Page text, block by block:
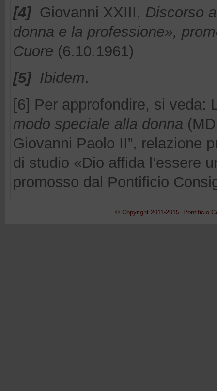
[4] Giovanni XXIII, Discorso
donna e la professione»,
Cuore (6.10.1961)
[5]Ibidem.
[6] Per approfondire, si veda:
modo speciale alla donna
Giovanni Paolo II”, relazione
di studio «Dio affida l’essere
promosso dal Pontificio
© Copyright 2011-2015 Pontificio